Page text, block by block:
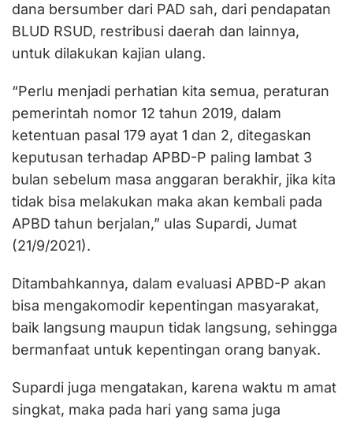
dana bersumber dari PAD sah, dari pendapatan
BLUD RSUD, restribusi daerah dan lainnya,
untuk dilakukan kajian ulang.
“Perlu menjadi perhatian kita semua, peraturan
pemerintah nomor 12 tahun 2019, dalam
ketentuan pasal 179 ayat 1 dan 2, ditegaskan
keputusan terhadap APBD-P paling lambat 3
bulan sebelum masa anggaran berakhir, jika kita
tidak bisa melakukan maka akan kembali pada
APBD tahun berjalan,” ulas Supardi, Jumat
(21/9/2021).
Ditambahkannya, dalam evaluasi APBD-P akan
bisa mengakomodir kepentingan masyarakat,
baik langsung maupun tidak langsung, sehingga
bermanfaat untuk kepentingan orang banyak.
Supardi juga mengatakan, karena waktu m amat
singkat, maka pada hari yang sama juga